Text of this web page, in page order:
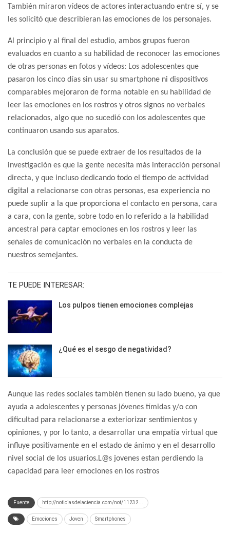
También miraron vídeos de actores interactuando entre sí, y se
les solicitó que describieran las emociones de los personajes.
Al principio y al final del estudio, ambos grupos fueron
evaluados en cuanto a su habilidad de reconocer las emociones
de otras personas en fotos y vídeos: Los adolescentes que
pasaron los cinco días sin usar su smartphone ni dispositivos
comparables mejoraron de forma notable en su habilidad de
leer las emociones en los rostros y otros signos no verbales
relacionados, algo que no sucedió con los adolescentes que
continuaron usando sus aparatos.
La conclusión que se puede extraer de los resultados de la
investigación es que la gente necesita más interacción personal
directa, y que incluso dedicando todo el tiempo de actividad
digital a relacionarse con otras personas, esa experiencia no
puede suplir a la que proporciona el contacto en persona, cara
a cara, con la gente, sobre todo en lo referido a la habilidad
ancestral para captar emociones en los rostros y leer las
señales de comunicación no verbales en la conducta de
nuestros semejantes.
TE PUEDE INTERESAR:
Los pulpos tienen emociones complejas
¿Qué es el sesgo de negatividad?
Aunque las redes sociales también tienen su lado bueno, ya que
ayuda a adolescentes y personas jóvenes tímidas y/o con
dificultad para relacionarse a exteriorizar sentimientos y
opiniones, y por lo tanto, a desarrollar una empatía virtual que
influye positivamente en el estado de ánimo y en el desarrollo
nivel social de los usuarios.L@s jovenes estan perdiendo la
capacidad para leer emociones en los rostros
Fuente http://noticiasdelaciencia.com/not/11232...
Emociones Joven Smartphones